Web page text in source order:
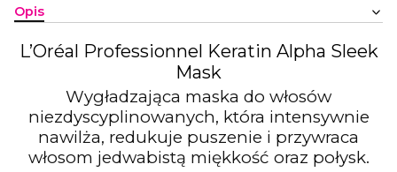
Opis
L’Oréal Professionnel Keratin Alpha Sleek
Mask
Wygładzająca maska do włosów
niezdyscyplinowanych, która intensywnie
nawilża, redukuje puszenie i przywraca
włosom jedwabistą miękkość oraz połysk.